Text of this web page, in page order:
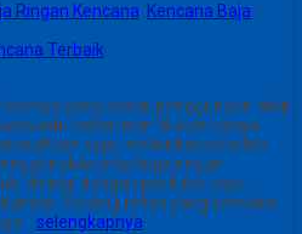
Ringan Kencana, Kencana Baja
Terbaik
yang besar, penggunaan atap
suatu keharusan. Bukan hanya
saja, melainkan sekolah
atap baja ringan
diiringi dengan produksi baja
Selain jumlah yang semakin
selengkapnya